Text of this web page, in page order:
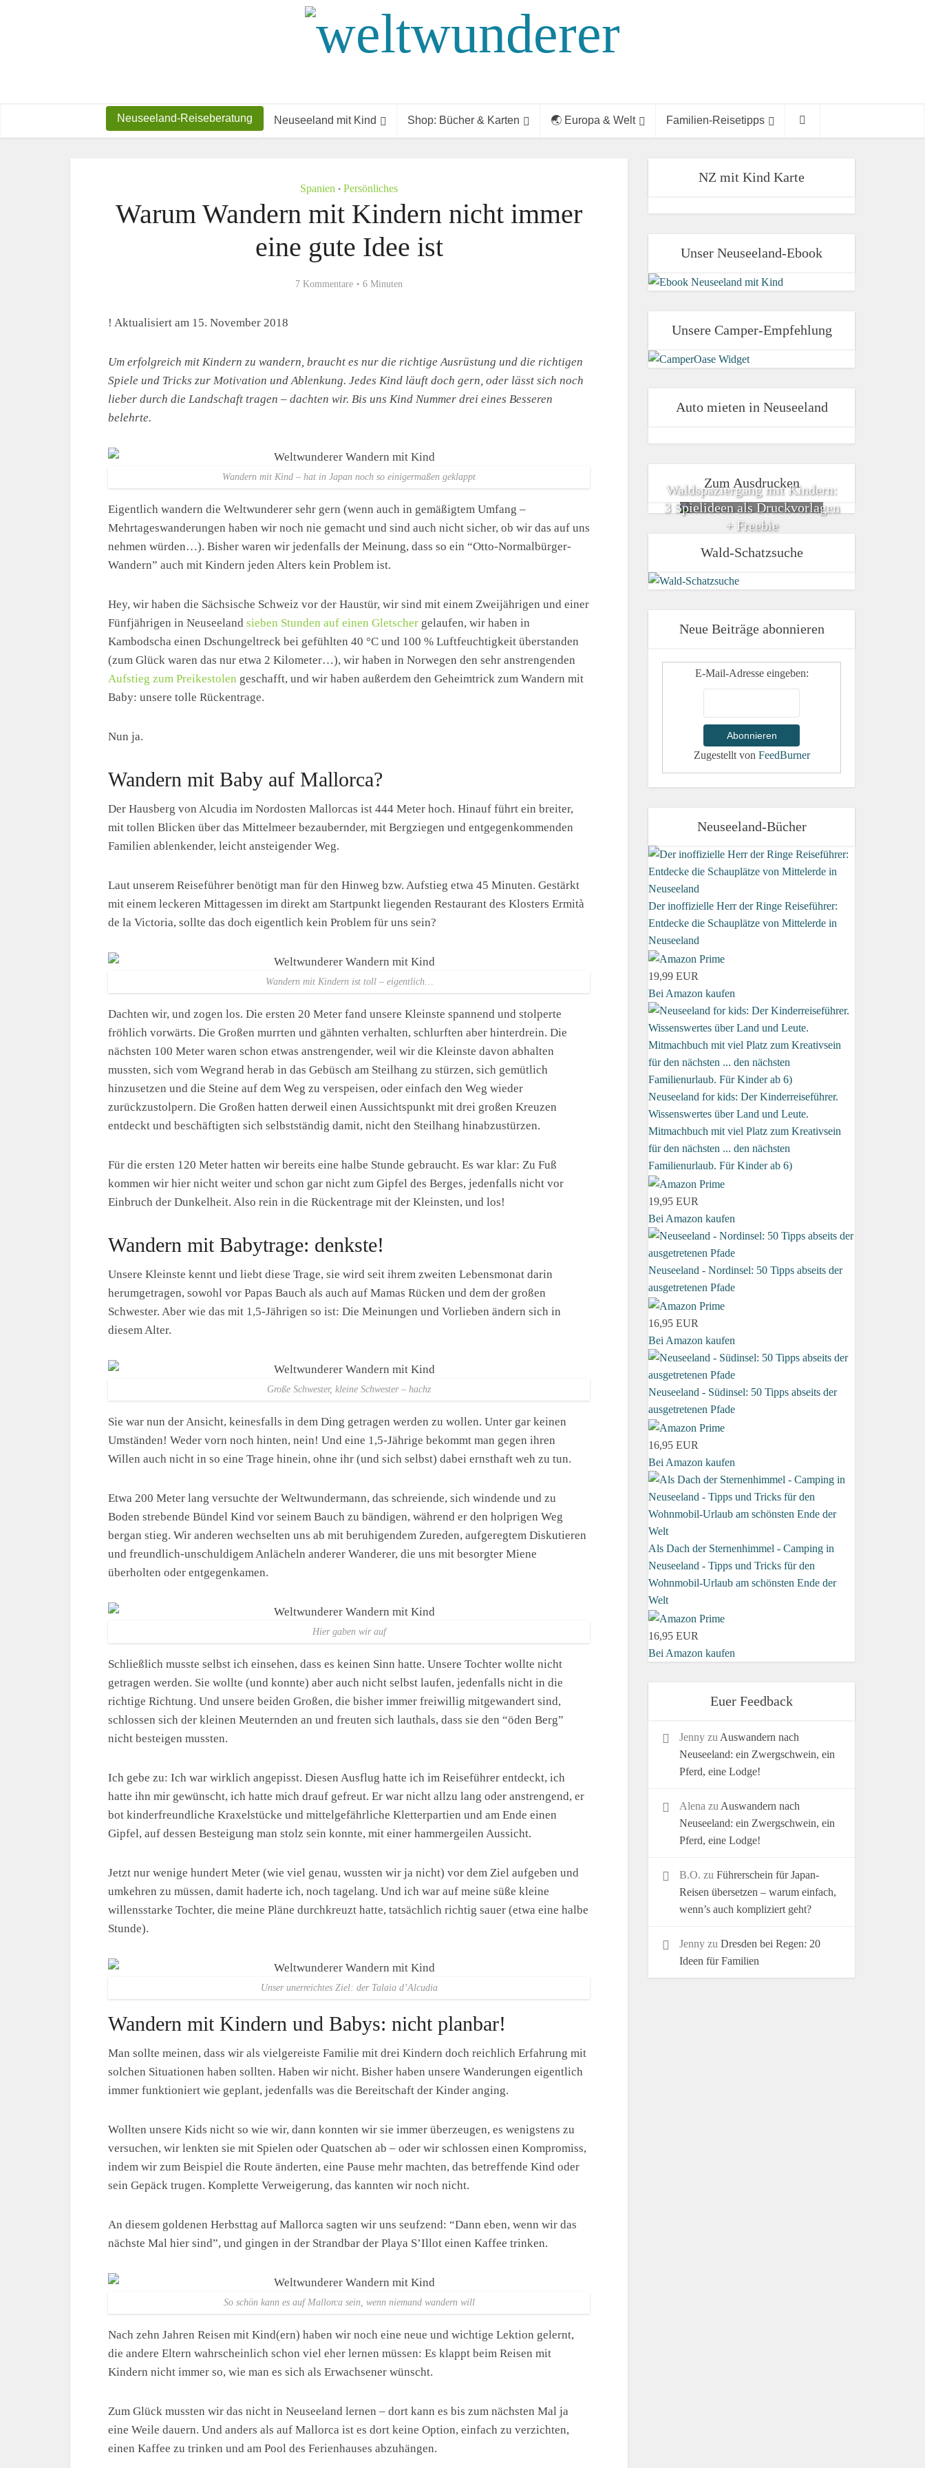
Neuseeland-Reiseberatung Neuseeland mit Kind Shop: Bücher & Karten 🌏 Europa & Welt Familien-Reisetipps
Spanien • Persönliches
Warum Wandern mit Kindern nicht immer
eine gute Idee ist
7 Kommentare 6 Minuten
! Aktualisiert am 15. November 2018
Um erfolgreich mit Kindern zu wandern, braucht es nur die richtige Ausrüstung und die richtigen
Spiele und Tricks zur Motivation und Ablenkung. Jedes Kind läuft doch gern, oder lässt sich noch
lieber durch die Landschaft tragen – dachten wir. Bis uns Kind Nummer drei eines Besseren
belehrte.
Wandern mit Kind – hat in Japan noch so einigermaßen geklappt
Eigentlich wandern die Weltwunderer sehr gern (wenn auch in gemäßigtem Umfang –
Mehrtageswanderungen haben wir noch nie gemacht und sind auch nicht sicher, ob wir das auf uns
nehmen würden…). Bisher waren wir jedenfalls der Meinung, dass so ein “Otto-Normalbürger-
Wandern” auch mit Kindern jeden Alters kein Problem ist.
Hey, wir haben die Sächsische Schweiz vor der Haustür, wir sind mit einem Zweijährigen und einer
Fünfjährigen in Neuseeland sieben Stunden auf einen Gletscher gelaufen, wir haben in
Kambodscha einen Dschungeltreck bei gefühlten 40 °C und 100 % Luftfeuchtigkeit überstanden
(zum Glück waren das nur etwa 2 Kilometer…), wir haben in Norwegen den sehr anstrengenden
Aufstieg zum Preikestolen geschafft, und wir haben außerdem den Geheimtrick zum Wandern mit
Baby: unsere tolle Rückentrage.
Nun ja.
Wandern mit Baby auf Mallorca?
Der Hausberg von Alcudia im Nordosten Mallorcas ist 444 Meter hoch. Hinauf führt ein breiter,
mit tollen Blicken über das Mittelmeer bezaubernder, mit Bergziegen und entgegenkommenden
Familien ablenkender, leicht ansteigender Weg.
Laut unserem Reiseführer benötigt man für den Hinweg bzw. Aufstieg etwa 45 Minuten. Gestärkt
mit einem leckeren Mittagessen im direkt am Startpunkt liegenden Restaurant des Klosters Ermità
de la Victoria, sollte das doch eigentlich kein Problem für uns sein?
Wandern mit Kindern ist toll – eigentlich…
Dachten wir, und zogen los. Die ersten 20 Meter fand unsere Kleinste spannend und stolperte
fröhlich vorwärts. Die Großen murrten und gähnten verhalten, schlurften aber hinterdrein. Die
nächsten 100 Meter waren schon etwas anstrengender, weil wir die Kleinste davon abhalten
mussten, sich vom Wegrand herab in das Gebüsch am Steilhang zu stürzen, sich gemütlich
hinzusetzen und die Steine auf dem Weg zu verspeisen, oder einfach den Weg wieder
zurückzustolpern. Die Großen hatten derweil einen Aussichtspunkt mit drei großen Kreuzen
entdeckt und beschäftigten sich selbstständig damit, nicht den Steilhang hinabzustürzen.
Für die ersten 120 Meter hatten wir bereits eine halbe Stunde gebraucht. Es war klar: Zu Fuß
kommen wir hier nicht weiter und schon gar nicht zum Gipfel des Berges, jedenfalls nicht vor
Einbruch der Dunkelheit. Also rein in die Rückentrage mit der Kleinsten, und los!
Wandern mit Babytrage: denkste!
Unsere Kleinste kennt und liebt diese Trage, sie wird seit ihrem zweiten Lebensmonat darin
herumgetragen, sowohl vor Papas Bauch als auch auf Mamas Rücken und dem der großen
Schwester. Aber wie das mit 1,5-Jährigen so ist: Die Meinungen und Vorlieben ändern sich in
diesem Alter.
Große Schwester, kleine Schwester – hachz
Sie war nun der Ansicht, keinesfalls in dem Ding getragen werden zu wollen. Unter gar keinen
Umständen! Weder vorn noch hinten, nein! Und eine 1,5-Jährige bekommt man gegen ihren
Willen auch nicht in so eine Trage hinein, ohne ihr (und sich selbst) dabei ernsthaft weh zu tun.
Etwa 200 Meter lang versuchte der Weltwundermann, das schreiende, sich windende und zu
Boden strebende Bündel Kind vor seinem Bauch zu bändigen, während er den holprigen Weg
bergan stieg. Wir anderen wechselten uns ab mit beruhigendem Zureden, aufgeregtem Diskutieren
und freundlich-unschuldigem Anlächeln anderer Wanderer, die uns mit besorgter Miene
überholten oder entgegenkamen.
Hier gaben wir auf
Schließlich musste selbst ich einsehen, dass es keinen Sinn hatte. Unsere Tochter wollte nicht
getragen werden. Sie wollte (und konnte) aber auch nicht selbst laufen, jedenfalls nicht in die
richtige Richtung. Und unsere beiden Großen, die bisher immer freiwillig mitgewandert sind,
schlossen sich der kleinen Meuternden an und freuten sich lauthals, dass sie den “öden Berg”
nicht besteigen mussten.
Ich gebe zu: Ich war wirklich angepisst. Diesen Ausflug hatte ich im Reiseführer entdeckt, ich
hatte ihn mir gewünscht, ich hatte mich drauf gefreut. Er war nicht allzu lang oder anstrengend, er
bot kinderfreundliche Kraxelstücke und mittelgefährliche Kletterpartien und am Ende einen
Gipfel, auf dessen Besteigung man stolz sein konnte, mit einer hammergeilen Aussicht.
Jetzt nur wenige hundert Meter (wie viel genau, wussten wir ja nicht) vor dem Ziel aufgeben und
umkehren zu müssen, damit haderte ich, noch tagelang. Und ich war auf meine süße kleine
willensstarke Tochter, die meine Pläne durchkreuzt hatte, tatsächlich richtig sauer (etwa eine halbe
Stunde).
Unser unerreichtes Ziel: der Talaia d’Alcudia
Wandern mit Kindern und Babys: nicht planbar!
Man sollte meinen, dass wir als vielgereiste Familie mit drei Kindern doch reichlich Erfahrung mit
solchen Situationen haben sollten. Haben wir nicht. Bisher haben unsere Wanderungen eigentlich
immer funktioniert wie geplant, jedenfalls was die Bereitschaft der Kinder anging.
Wollten unsere Kids nicht so wie wir, dann konnten wir sie immer überzeugen, es wenigstens zu
versuchen, wir lenkten sie mit Spielen oder Quatschen ab – oder wir schlossen einen Kompromiss,
indem wir zum Beispiel die Route änderten, eine Pause mehr machten, das betreffende Kind oder
sein Gepäck trugen. Komplette Verweigerung, das kannten wir noch nicht.
An diesem goldenen Herbsttag auf Mallorca sagten wir uns seufzend: “Dann eben, wenn wir das
nächste Mal hier sind”, und gingen in der Strandbar der Playa S’Illot einen Kaffee trinken.
So schön kann es auf Mallorca sein, wenn niemand wandern will
Nach zehn Jahren Reisen mit Kind(ern) haben wir noch eine neue und wichtige Lektion gelernt,
die andere Eltern wahrscheinlich schon viel eher lernen müssen: Es klappt beim Reisen mit
Kindern nicht immer so, wie man es sich als Erwachsener wünscht.
Zum Glück mussten wir das nicht in Neuseeland lernen – dort kann es bis zum nächsten Mal ja
eine Weile dauern. Und anders als auf Mallorca ist es dort keine Option, einfach zu verzichten,
einen Kaffee zu trinken und am Pool des Ferienhauses abzuhängen.
NZ mit Kind Karte
Unser Neuseeland-Ebook
Unsere Camper-Empfehlung
Auto mieten in Neuseeland
Zum Ausdrucken
Waldspaziergang mit Kindern:
3 Spielideen als Druckvorlagen
+ Freebie
Wald-Schatzsuche
Neue Beiträge abonnieren
E-Mail-Adresse eingeben:
Zugestellt von FeedBurner
Neuseeland-Bücher
Der inoffizielle Herr der Ringe Reiseführer:
Entdecke die Schauplätze von Mittelerde in
Neuseeland
19,99 EUR
Bei Amazon kaufen
Neuseeland for kids: Der Kinderreiseführer.
Wissenswertes über Land und Leute.
Mitmachbuch mit viel Platz zum Kreativsein
für den nächsten ... den nächsten
Familienurlaub. Für Kinder ab 6)
19,95 EUR
Bei Amazon kaufen
Neuseeland - Nordinsel: 50 Tipps abseits der
ausgetretenen Pfade
16,95 EUR
Bei Amazon kaufen
Neuseeland - Südinsel: 50 Tipps abseits der
ausgetretenen Pfade
16,95 EUR
Bei Amazon kaufen
Als Dach der Sternenhimmel - Camping in
Neuseeland - Tipps und Tricks für den
Wohnmobil-Urlaub am schönsten Ende der
Welt
16,95 EUR
Bei Amazon kaufen
Euer Feedback
Jenny zu Auswandern nach
Neuseeland: ein Zwergschwein, ein
Pferd, eine Lodge!
Alena zu Auswandern nach
Neuseeland: ein Zwergschwein, ein
Pferd, eine Lodge!
B.O. zu Führerschein für Japan-
Reisen übersetzen – warum einfach,
wenn’s auch kompliziert geht?
Jenny zu Dresden bei Regen: 20
Ideen für Familien